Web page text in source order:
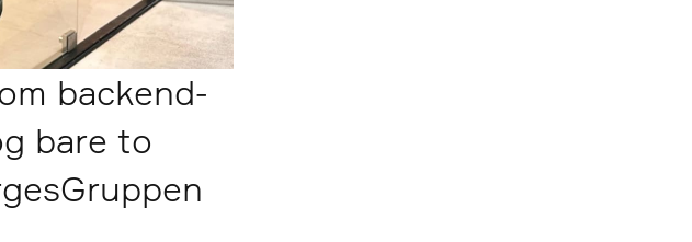
backend-
bare to